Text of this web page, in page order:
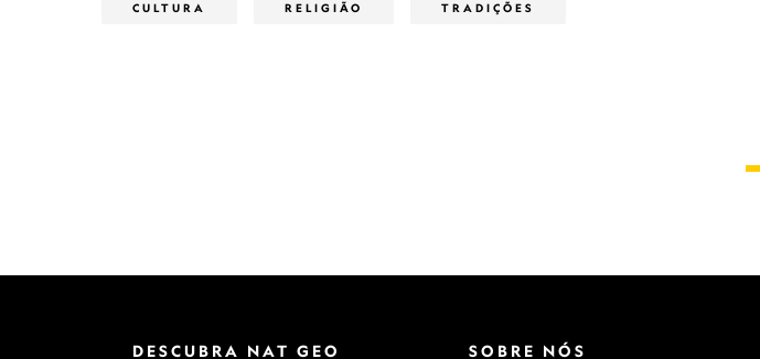
CULTURA RELIGIÃO TRADIÇÕES
DESCUBRA NAT GEO SOBRE NÓS